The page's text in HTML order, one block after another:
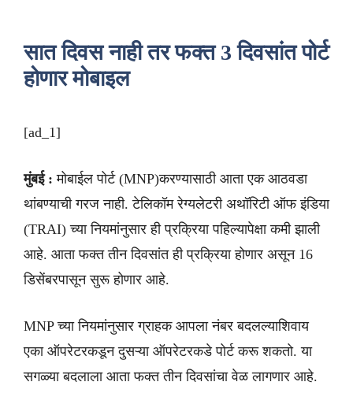
सात दिवस नाही तर फक्त 3 दिवसांत पोर्ट
होणार मोबाइल
[ad_1]
मुंबई :मोबाईल पोर्ट (MNP)करण्यासाठी आता एक आठवडा
थांबण्याची गरज नाही. टेलिकॉम रेग्यलेटरी अथॉरिटी ऑफ इंडिया
(TRAI) च्या नियमांनुसार ही प्रक्रिया पहिल्यापेक्षा कमी झाली
आहे. आता फक्त तीन दिवसांत ही प्रक्रिया होणार असून 16
डिसेंबरपासून सुरू होणार आहे.
MNP च्या नियमांनुसार ग्राहक आपला नंबर बदलल्याशिवाय
एका ऑपरेटरकडून दुसऱ्या ऑपरेटरकडे पोर्ट करू शकतो. या
सगळ्या बदलाला आता फक्त तीन दिवसांचा वेळ लागणार आहे.